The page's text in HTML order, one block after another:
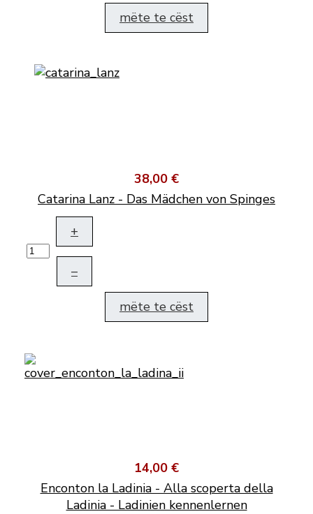
mëte te cëst
38,00 €
Catarina Lanz - Das Mädchen von Spinges
+
–
mëte te cëst
14,00 €
Enconton la Ladinia - Alla scoperta della
Ladinia - Ladinien kennenlernen